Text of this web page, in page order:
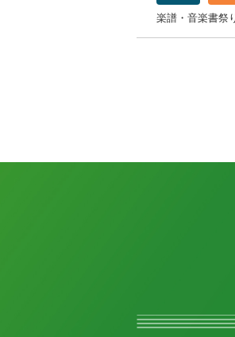
楽譜・音楽書祭